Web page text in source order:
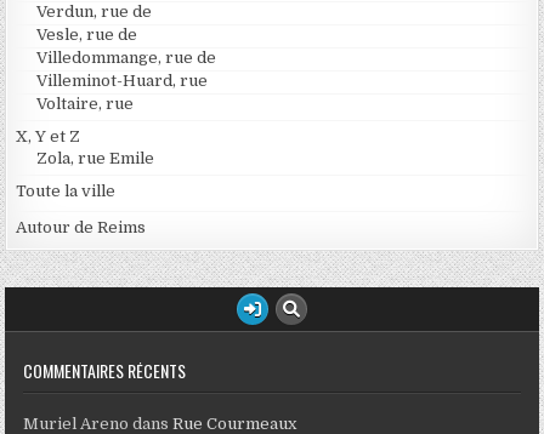
Verdun, rue de
Vesle, rue de
Villedommange, rue de
Villeminot-Huard, rue
Voltaire, rue
X, Y et Z
Zola, rue Emile
Toute la ville
Autour de Reims
COMMENTAIRES RÉCENTS
Muriel Areno dansRue Courmeaux